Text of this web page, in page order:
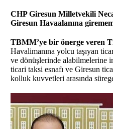
CHP Giresun Milletvekili
Giresun Havaalanına
TBMM’ye bir önerge veren
Havalimanına yolcu taşıyan
ve dönüşlerinde alabilmelerine
ticari taksi esnafı ve Giresun
kolluk kuvvetleri arasında